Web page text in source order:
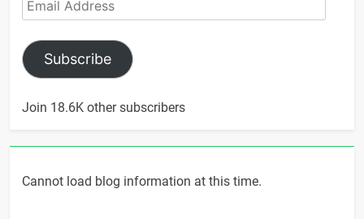
Address
Subscribe
Join 18.6K other subscribers
Cannot load blog information at this time.